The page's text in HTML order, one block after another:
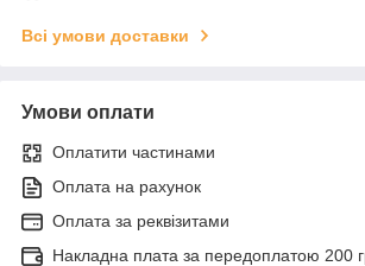
Всі умови доставки
Умови оплати
Оплатити частинами
Оплата на рахунок
Оплата за реквізитами
Накладна плата за передоплатою 200